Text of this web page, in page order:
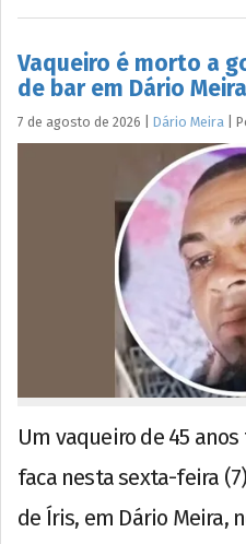
Vaqueiro é morto a
de bar em Dário
7 de agosto de 2026 Dário Meira
Um vaqueiro de 45
faca nesta sexta-feira
de Íris, em Dário Meira,